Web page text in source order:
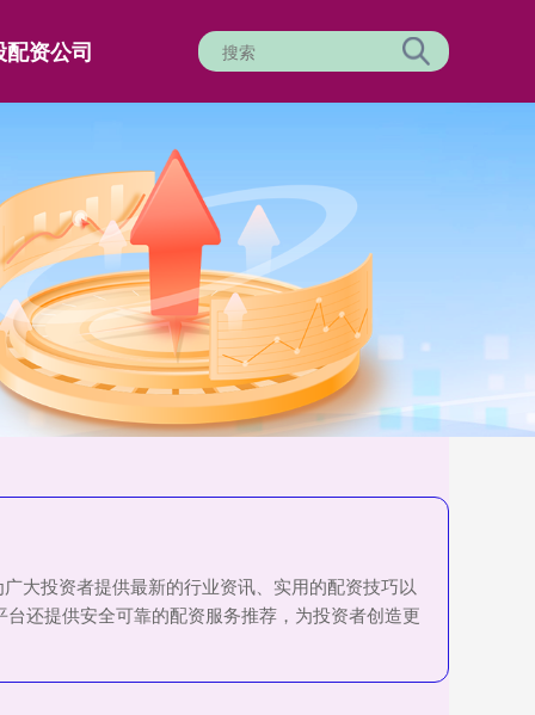
资公司
大投资者提供最新的行业资讯、实用的配资技巧以
还提供安全可靠的配资服务推荐，为投资者创造更